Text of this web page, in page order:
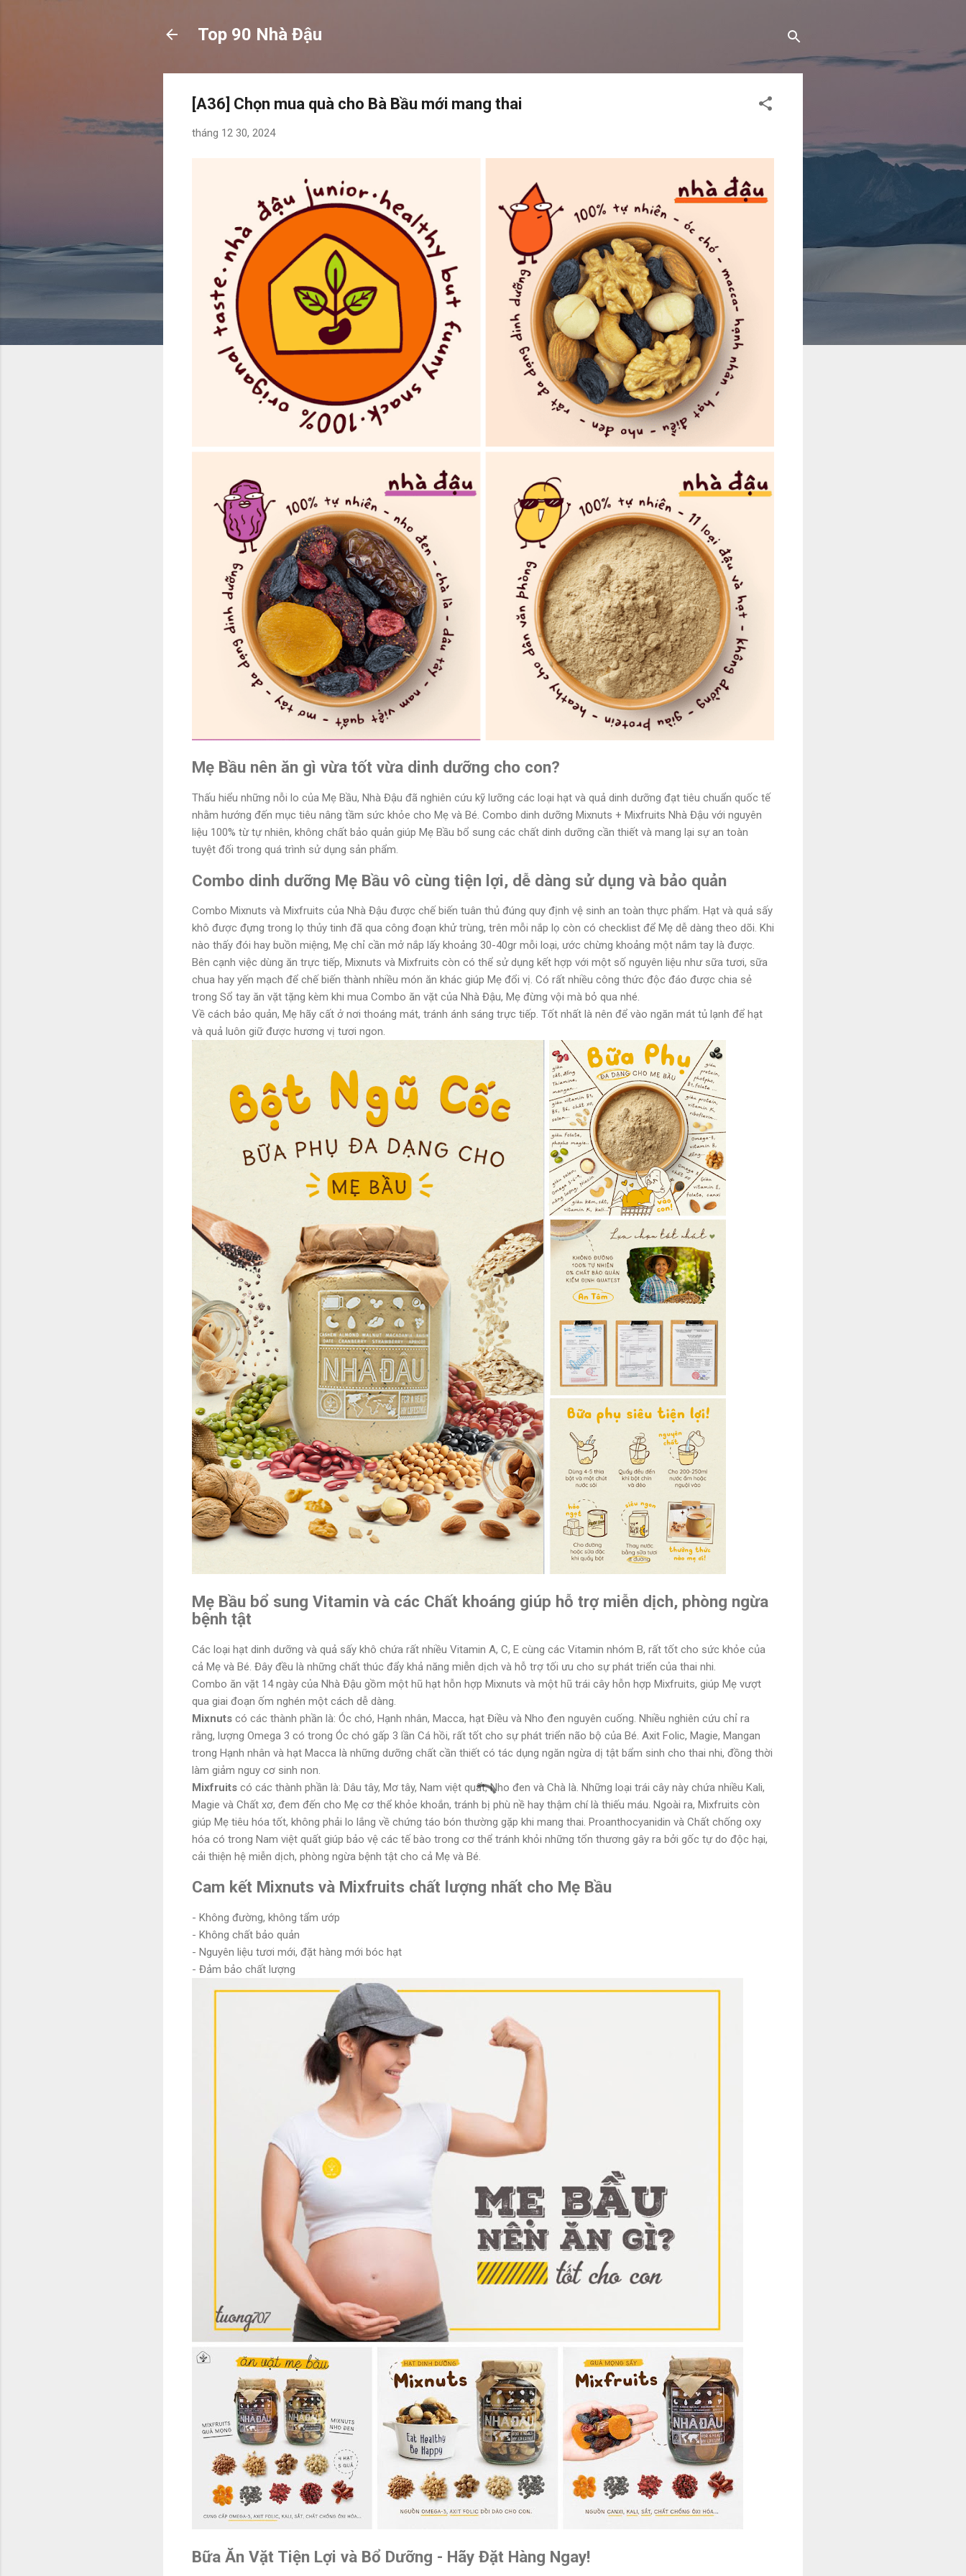
Top 90 Nhà Đậu
[A36] Chọn mua quà cho Bà Bầu mới mang thai
tháng 12 30, 2024
Mẹ Bầu nên ăn gì vừa tốt vừa dinh dưỡng cho con?
Thấu hiểu những nỗi lo của Mẹ Bầu, Nhà Đậu đã nghiên cứu kỹ lưỡng các loại hạt và quả dinh dưỡng đạt tiêu chuẩn quốc tế
nhằm hướng đến mục tiêu nâng tầm sức khỏe cho Mẹ và Bé. Combo dinh dưỡng Mixnuts + Mixfruits Nhà Đậu với nguyên
liệu 100% từ tự nhiên, không chất bảo quản giúp Mẹ Bầu bổ sung các chất dinh dưỡng cần thiết và mang lại sự an toàn
tuyệt đối trong quá trình sử dụng sản phẩm.
Combo dinh dưỡng Mẹ Bầu vô cùng tiện lợi, dễ dàng sử dụng và bảo quản
Combo Mixnuts và Mixfruits của Nhà Đậu được chế biến tuân thủ đúng quy định vệ sinh an toàn thực phẩm. Hạt và quả sấy
khô được đựng trong lọ thủy tinh đã qua công đoạn khử trùng, trên mỗi nắp lọ còn có checklist để Mẹ dễ dàng theo dõi. Khi
nào thấy đói hay buồn miệng, Mẹ chỉ cần mở nắp lấy khoảng 30-40gr mỗi loại, ước chừng khoảng một nắm tay là được.
Bên cạnh việc dùng ăn trực tiếp, Mixnuts và Mixfruits còn có thể sử dụng kết hợp với một số nguyên liệu như sữa tươi, sữa
chua hay yến mạch để chế biến thành nhiều món ăn khác giúp Mẹ đổi vị. Có rất nhiều công thức độc đáo được chia sẻ
trong Sổ tay ăn vặt tặng kèm khi mua Combo ăn vặt của Nhà Đậu, Mẹ đừng vội mà bỏ qua nhé.
Về cách bảo quản, Mẹ hãy cất ở nơi thoáng mát, tránh ánh sáng trực tiếp. Tốt nhất là nên để vào ngăn mát tủ lạnh để hạt
và quả luôn giữ được hương vị tươi ngon.
Mẹ Bầu bổ sung Vitamin và các Chất khoáng giúp hỗ trợ miễn dịch, phòng ngừa
bệnh tật
Các loại hạt dinh dưỡng và quả sấy khô chứa rất nhiều Vitamin A, C, E cùng các Vitamin nhóm B, rất tốt cho sức khỏe của
cả Mẹ và Bé. Đây đều là những chất thúc đẩy khả năng miễn dịch và hỗ trợ tối ưu cho sự phát triển của thai nhi.
Combo ăn vặt 14 ngày của Nhà Đậu gồm một hũ hạt hỗn hợp Mixnuts và một hũ trái cây hỗn hợp Mixfruits, giúp Mẹ vượt
qua giai đoạn ốm nghén một cách dễ dàng.
Mixnuts có các thành phần là: Óc chó, Hạnh nhân, Macca, hạt Điều và Nho đen nguyên cuống. Nhiều nghiên cứu chỉ ra
rằng, lượng Omega 3 có trong Óc chó gấp 3 lần Cá hồi, rất tốt cho sự phát triển não bộ của Bé. Axit Folic, Magie, Mangan
trong Hạnh nhân và hạt Macca là những dưỡng chất cần thiết có tác dụng ngăn ngừa dị tật bẩm sinh cho thai nhi, đồng thời
làm giảm nguy cơ sinh non.
Mixfruits có các thành phần là: Dâu tây, Mơ tây, Nam việt quất, Nho đen và Chà là. Những loại trái cây này chứa nhiều Kali,
Magie và Chất xơ, đem đến cho Mẹ cơ thể khỏe khoắn, tránh bị phù nề hay thậm chí là thiếu máu. Ngoài ra, Mixfruits còn
giúp Mẹ tiêu hóa tốt, không phải lo lắng về chứng táo bón thường gặp khi mang thai. Proanthocyanidin và Chất chống oxy
hóa có trong Nam việt quất giúp bảo vệ các tế bào trong cơ thể tránh khỏi những tổn thương gây ra bởi gốc tự do độc hại,
cải thiện hệ miễn dịch, phòng ngừa bệnh tật cho cả Mẹ và Bé.
Cam kết Mixnuts và Mixfruits chất lượng nhất cho Mẹ Bầu
- Không đường, không tẩm ướp
- Không chất bảo quản
- Nguyên liệu tươi mới, đặt hàng mới bóc hạt
- Đảm bảo chất lượng
Bữa Ăn Vặt Tiện Lợi và Bổ Dưỡng - Hãy Đặt Hàng Ngay!